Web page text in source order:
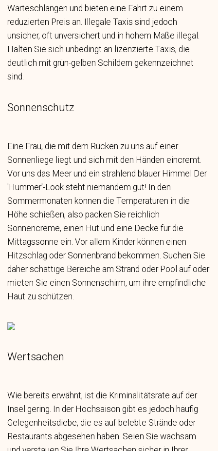
Warteschlangen und bieten eine Fahrt zu einem
reduzierten Preis an. Illegale Taxis sind jedoch
unsicher, oft unversichert und in hohem Maße illegal.
Halten Sie sich unbedingt an lizenzierte Taxis, die
deutlich mit grün-gelben Schildern gekennzeichnet
sind.
Sonnenschutz
Eine Frau, die mit dem Rücken zu uns auf einer
Sonnenliege liegt und sich mit den Händen eincremt.
Vor uns das Meer und ein strahlend blauer Himmel Der
'Hummer'-Look steht niemandem gut! In den
Sommermonaten können die Temperaturen in die
Höhe schießen, also packen Sie reichlich
Sonnencreme, einen Hut und eine Decke für die
Mittagssonne ein. Vor allem Kinder können einen
Hitzschlag oder Sonnenbrand bekommen. Suchen Sie
daher schattige Bereiche am Strand oder Pool auf oder
mieten Sie einen Sonnenschirm, um ihre empfindliche
Haut zu schützen.
Wertsachen
Wie bereits erwähnt, ist die Kriminalitätsrate auf der
Insel gering. In der Hochsaison gibt es jedoch häufig
Gelegenheitsdiebe, die es auf belebte Strände oder
Restaurants abgesehen haben. Seien Sie wachsam